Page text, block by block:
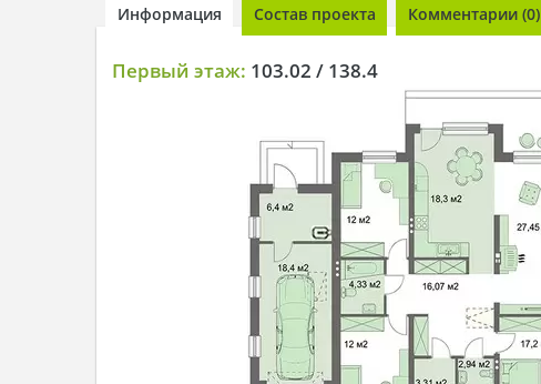
Информация Состав проекта Комментарии (0)
Первый этаж: 103.02 / 138.4